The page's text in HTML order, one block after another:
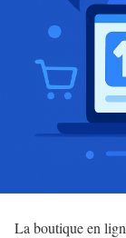
La boutique en